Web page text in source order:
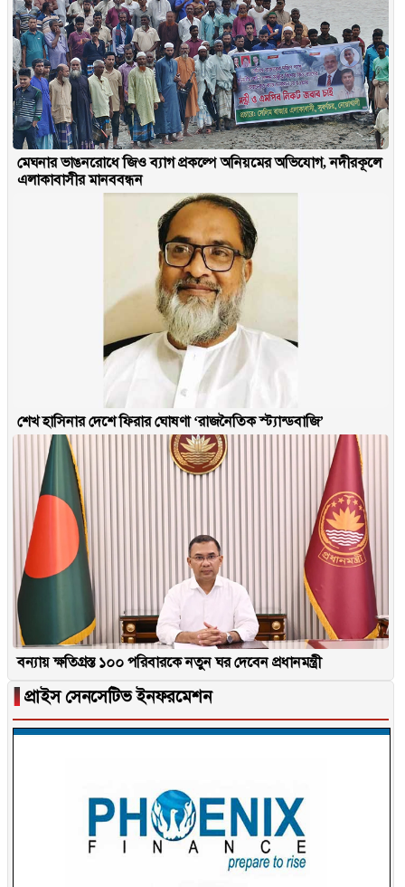
মেঘনার ভাঙনরোধে জিও ব্যাগ প্রকল্পে অনিয়মের অভিযোগ, নদীরকূলে
এলাকাবাসীর মানববন্ধন
শেখ হাসিনার দেশে ফিরার ঘোষণা ‘রাজনৈতিক স্ট্যান্ডবাজি’
বন্যায় ক্ষতিগ্রস্ত ১০০ পরিবারকে নতুন ঘর দেবেন প্রধানমন্ত্রী
▐ প্রাইস সেনসেটিভ ইনফরমেশন